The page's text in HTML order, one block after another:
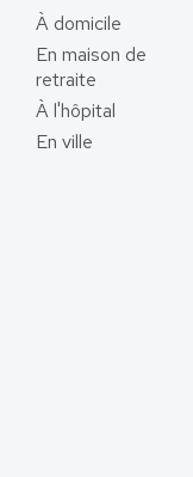
À domicile
En maison de
retraite
À l'hôpital
En ville